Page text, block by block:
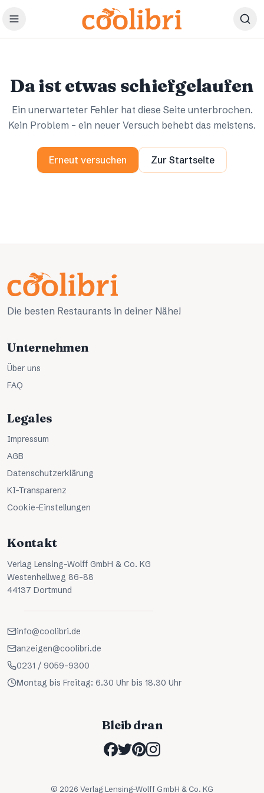
Zum Hauptinhalt springen
Da ist etwas schiefgelaufen
Ein unerwarteter Fehler hat diese Seite unterbrochen.
Kein Problem – ein neuer Versuch behebt das meistens.
Erneut versuchen Zur Startseite
Die besten Restaurants in deiner Nähe!
Unternehmen
Über uns
FAQ
Legales
Impressum
AGB
Datenschutzerklärung
KI-Transparenz
Cookie-Einstellungen
Kontakt
Verlag Lensing-Wolff GmbH & Co. KG
Westenhellweg 86-88
44137 Dortmund
info@coolibri.de
anzeigen@coolibri.de
0231 / 9059-9300
Montag bis Freitag: 6.30 Uhr bis 18.30 Uhr
Bleib dran
© 2026 Verlag Lensing-Wolff GmbH & Co. KG